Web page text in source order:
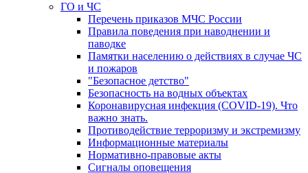
ГО и ЧС
Перечень приказов МЧС России
Правила поведения при наводнении и
паводке
Памятки населению о действиях в случае ЧС
и пожаров
"Безопасное детство"
Безопасность на водных объектах
Коронавирусная инфекция (COVID-19). Что
важно знать.
Противодействие терроризму и экстремизму
Информационные материалы
Нормативно-правовые акты
Сигналы оповещения